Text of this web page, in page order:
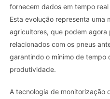
fornecem dados em tempo
Esta evolução representa uma
agricultores, que podem agora
relacionados com os pneus
garantindo o mínimo de tempo
produtividade.
A tecnologia de monitorização